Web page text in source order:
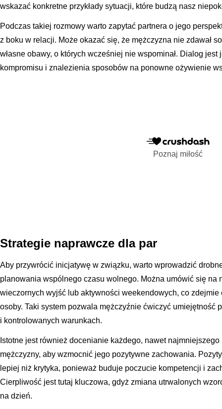
wskazać konkretne przykłady sytuacji, które budzą nasz
Podczas takiej rozmowy warto zapytać partnera o jego
z boku w relacji. Może okazać się, że mężczyzna nie zdawał
własne obawy, o których wcześniej nie wspominał. Dialog
kompromisu i znalezienia sposobów na ponowne ożywienie
Poznaj miłość
Strategie naprawcze dla par
Aby przywrócić inicjatywę w związku, warto wprowadzić
planowania wspólnego czasu wolnego. Można umówić się na
wieczornych wyjść lub aktywności weekendowych, co
osoby. Taki system pozwala mężczyźnie ćwiczyć umiejętność
i kontrolowanych warunkach.
Istotne jest również docenianie każdego, nawet
mężczyzny, aby wzmocnić jego pozytywne zachowania.
lepiej niż krytyka, ponieważ buduje poczucie kompetencji i
Cierpliwość jest tutaj kluczowa, gdyż zmiana utrwalonych
na dzień.